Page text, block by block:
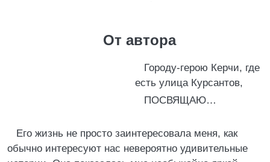
От автора
Городу-герою Керчи, где
есть улица Курсантов,
ПОСВЯЩАЮ…
Его жизнь не просто заинтересовала меня, как
обычно интересуют нас невероятно удивительные